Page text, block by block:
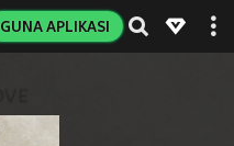
GUNA APLIKASI